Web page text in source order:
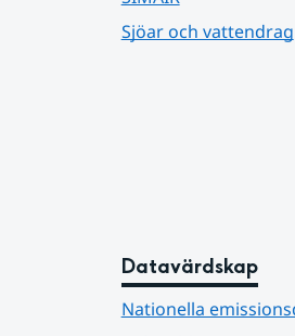
Sjöar och vattendrag
Datavärdskap
Nationella